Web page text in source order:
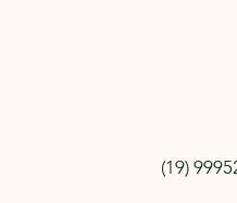
(19)